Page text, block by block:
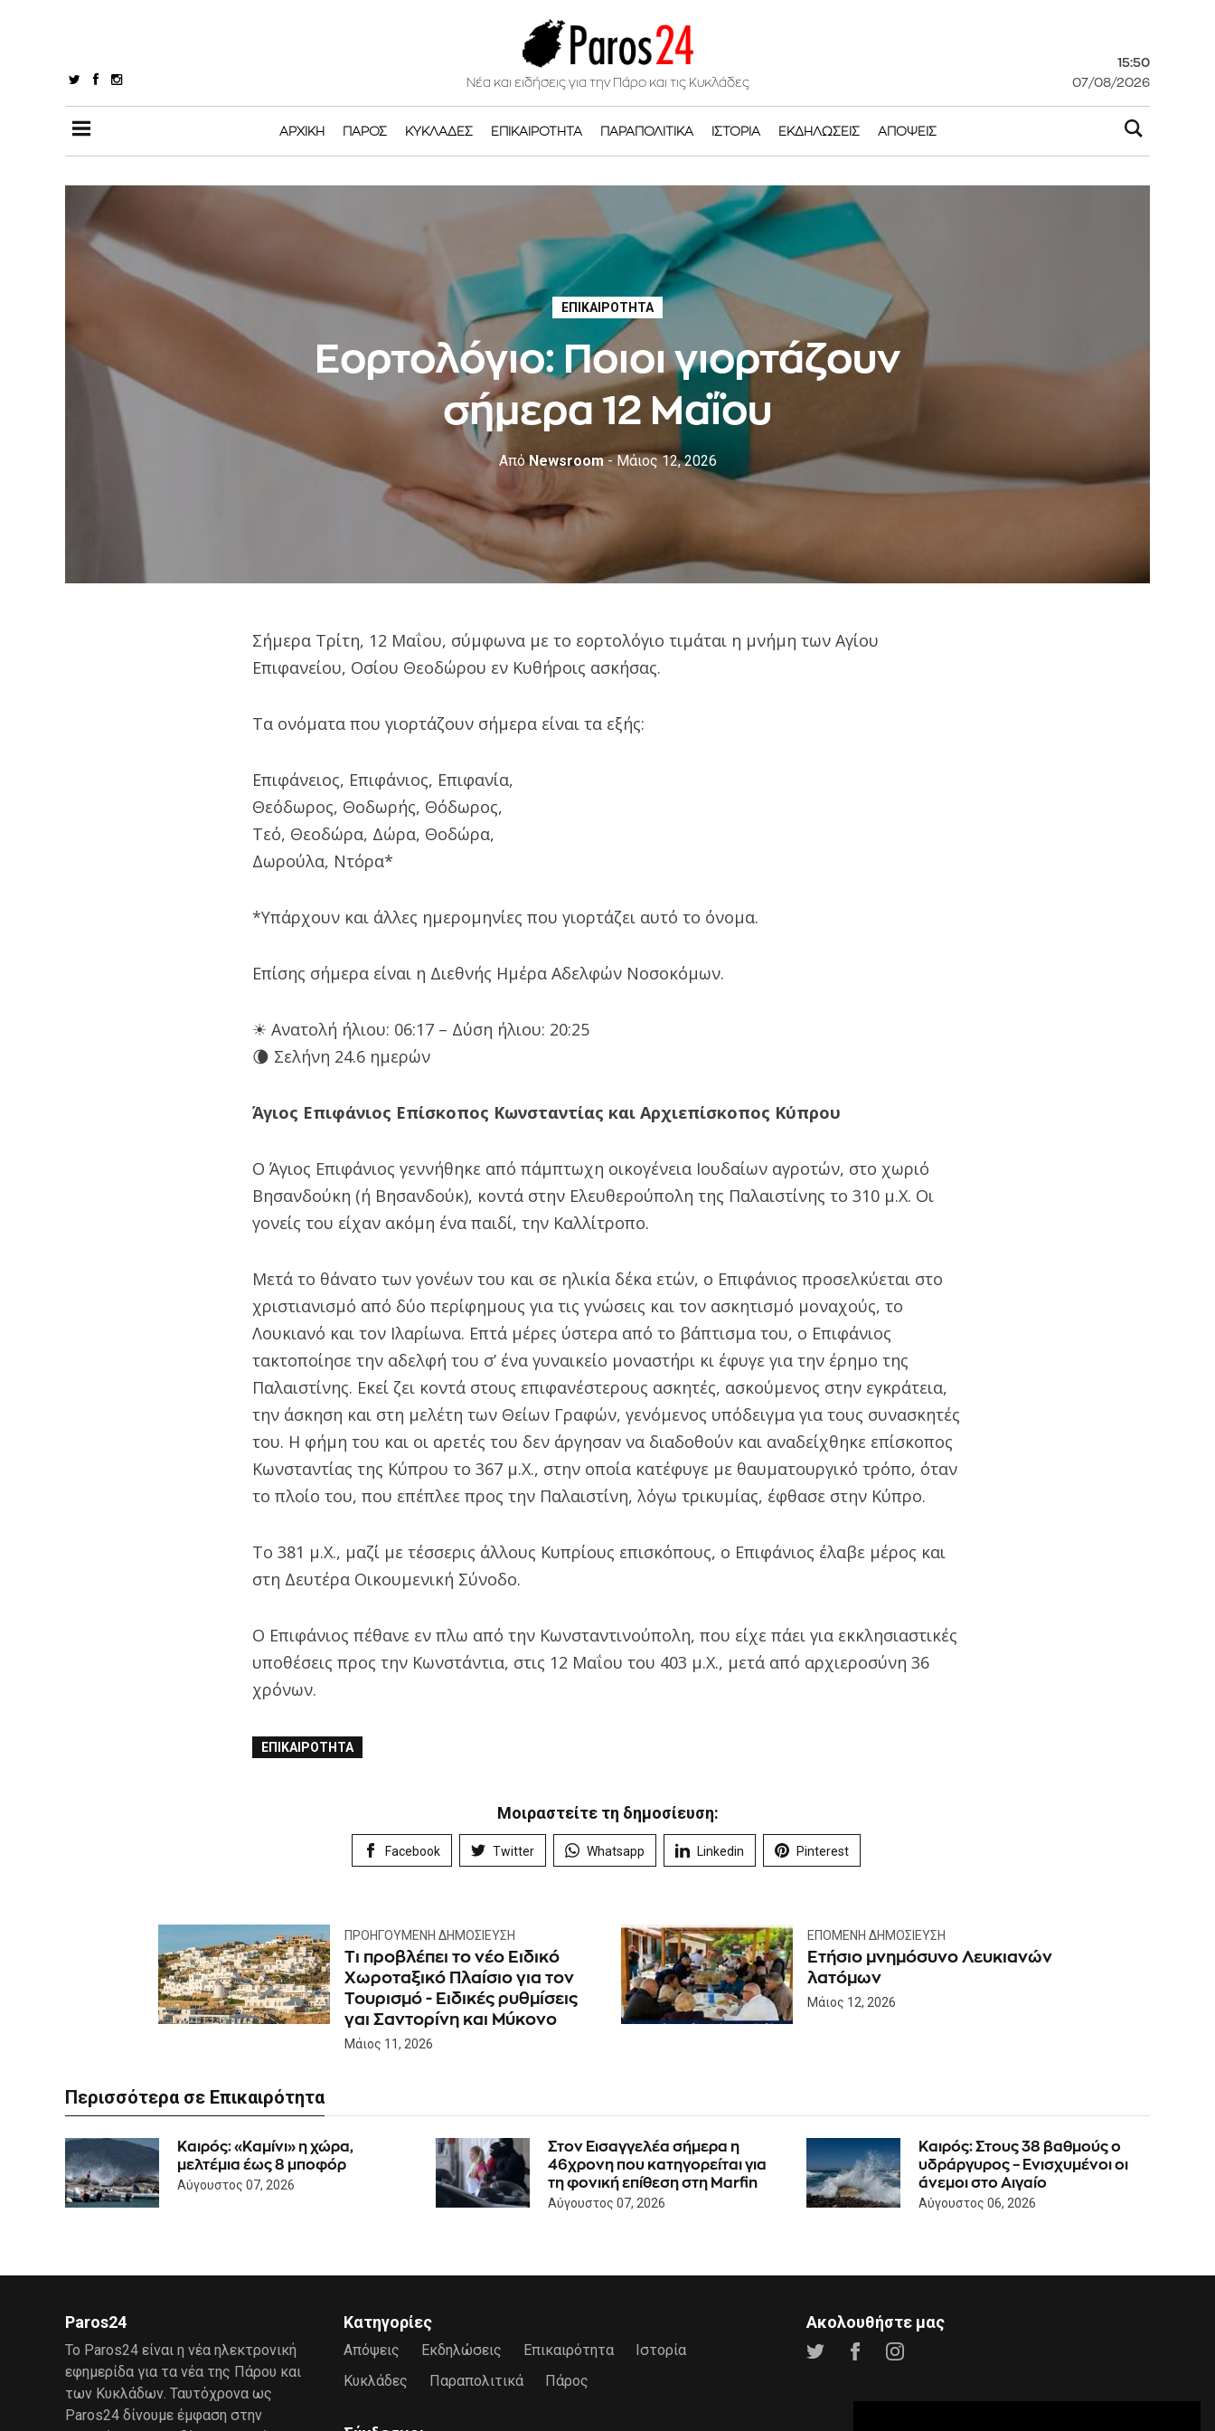
Νέα και ειδήσεις για την Πάρο και τις Κυκλάδες
15:50
07/08/2026
ΑΡΧΙΚΉ ΠΆΡΟΣ ΚΥΚΛΆΔΕΣ ΕΠΙΚΑΙΡΌΤΗΤΑ ΠΑΡΑΠΟΛΙΤΙΚΆ ΙΣΤΟΡΊΑ ΕΚΔΗΛΏΣΕΙΣ ΑΠΌΨΕΙΣ
ΕΠΙΚΑΙΡΌΤΗΤΑ
Εορτολόγιο: Ποιοι γιορτάζουν
σήμερα 12 Μαΐου
ΑπόNewsroom - Μάιος 12, 2026
Σήμερα Τρίτη, 12 Μαΐου, σύμφωνα με το εορτολόγιο τιμάται η μνήμη των Αγίου
Επιφανείου, Οσίου Θεοδώρου εν Κυθήροις ασκήσας.
Τα ονόματα που γιορτάζουν σήμερα είναι τα εξής:
Επιφάνειος, Επιφάνιος, Επιφανία,
Θεόδωρος, Θοδωρής, Θόδωρος,
Τεό, Θεοδώρα, Δώρα, Θοδώρα,
Δωρούλα, Ντόρα*
*Υπάρχουν και άλλες ημερομηνίες που γιορτάζει αυτό το όνομα.
Επίσης σήμερα είναι η Διεθνής Ημέρα Αδελφών Νοσοκόμων.
☀ Ανατολή ήλιου: 06:17 – Δύση ήλιου: 20:25
🌘 Σελήνη 24.6 ημερών
Άγιος Επιφάνιος Επίσκοπος Κωνσταντίας και Αρχιεπίσκοπος Κύπρου
Ο Άγιος Επιφάνιος γεννήθηκε από πάμπτωχη οικογένεια Ιουδαίων αγροτών, στο χωριό
Βησανδούκη (ή Βησανδούκ), κοντά στην Ελευθερούπολη της Παλαιστίνης το 310 μ.Χ. Οι
γονείς του είχαν ακόμη ένα παιδί, την Καλλίτροπο.
Μετά το θάνατο των γονέων του και σε ηλικία δέκα ετών, ο Επιφάνιος προσελκύεται στο
χριστιανισμό από δύο περίφημους για τις γνώσεις και τον ασκητισμό μοναχούς, το
Λουκιανό και τον Ιλαρίωνα. Επτά μέρες ύστερα από το βάπτισμα του, ο Επιφάνιος
τακτοποίησε την αδελφή του σ’ ένα γυναικείο μοναστήρι κι έφυγε για την έρημο της
Παλαιστίνης. Εκεί ζει κοντά στους επιφανέστερους ασκητές, ασκούμενος στην εγκράτεια,
την άσκηση και στη μελέτη των Θείων Γραφών, γενόμενος υπόδειγμα για τους συνασκητές
του. Η φήμη του και οι αρετές του δεν άργησαν να διαδοθούν και αναδείχθηκε επίσκοπος
Κωνσταντίας της Κύπρου το 367 μ.Χ., στην οποία κατέφυγε με θαυματουργικό τρόπο, όταν
το πλοίο του, που επέπλεε προς την Παλαιστίνη, λόγω τρικυμίας, έφθασε στην Κύπρο.
Το 381 μ.Χ., μαζί με τέσσερις άλλους Κυπρίους επισκόπους, ο Επιφάνιος έλαβε μέρος και
στη Δευτέρα Οικουμενική Σύνοδο.
Ο Επιφάνιος πέθανε εν πλω από την Κωνσταντινούπολη, που είχε πάει για εκκλησιαστικές
υποθέσεις προς την Κωνστάντια, στις 12 Μαΐου του 403 μ.Χ., μετά από αρχιεροσύνη 36
χρόνων.
ΕΠΙΚΑΙΡΌΤΗΤΑ
Μοιραστείτε τη δημοσίευση:
Facebook Twitter Whatsapp Linkedin Pinterest
ΠΡΟΗΓΟΎΜΕΝΗ ΔΗΜΟΣΊΕΥΣΗ
Τι προβλέπει το νέο Ειδικό
Χωροταξικό Πλαίσιο για τον
Τουρισμό - Ειδικές ρυθμίσεις
γαι Σαντορίνη και Μύκονο
Μάιος 11, 2026
ΕΠΌΜΕΝΗ ΔΗΜΟΣΊΕΥΣΗ
Ετήσιο μνημόσυνο Λευκιανών
λατόμων
Μάιος 12, 2026
Περισσότερα σε Επικαιρότητα
Καιρός: «Καμίνι» η χώρα,
μελτέμια έως 8 μποφόρ
Αύγουστος 07, 2026
Στον Εισαγγελέα σήμερα η
46χρονη που κατηγορείται για
τη φονική επίθεση στη Marfin
Αύγουστος 07, 2026
Καιρός: Στους 38 βαθμούς ο
υδράργυρος – Ενισχυμένοι οι
άνεμοι στο Αιγαίο
Αύγουστος 06, 2026
Paros24
Το Paros24 είναι η νέα ηλεκτρονική
εφημερίδα για τα νέα της Πάρου και
των Κυκλάδων. Ταυτόχρονα ως
Paros24 δίνουμε έμφαση στην
Κατηγορίες
Απόψεις Εκδηλώσεις Επικαιρότητα
Ιστορία
Κυκλάδες
Παραπολιτικά Πάρος
Ακολουθήστε μας